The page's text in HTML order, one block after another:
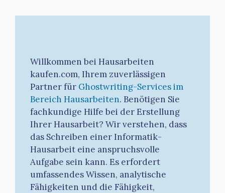
Willkommen bei Hausarbeiten
kaufen.com, Ihrem zuverlässigen
Partner für Ghostwriting-Services im
Bereich Hausarbeiten. Benötigen Sie
fachkundige Hilfe bei der Erstellung
Ihrer Hausarbeit? Wir verstehen, dass
das Schreiben einer Informatik-
Hausarbeit eine anspruchsvolle
Aufgabe sein kann. Es erfordert
umfassendes Wissen, analytische
Fähigkeiten und die Fähigkeit,